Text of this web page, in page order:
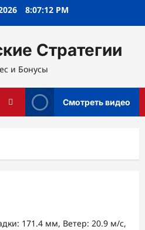
8:07:12 PM
Стратегии
и Бонусы
Смотреть видео
171.4 мм, Ветер: 20.9 м/с,